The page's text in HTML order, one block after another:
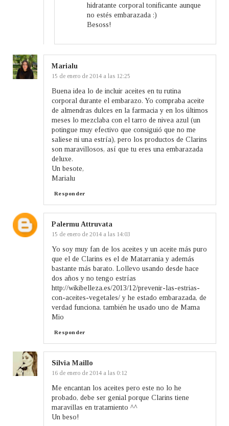
hidratante corporal tonificante aunque
no estés embarazada :)
Besoss!
Marialu
15 de enero de 2014 a las 12:25
Buena idea lo de incluir aceites en tu rutina
corporal durante el embarazo. Yo compraba aceite
de almendras dulces en la farmacia y en los últimos
meses lo mezclaba con el tarro de nivea azul (un
potingue muy efectivo que consiguió que no me
saliese ni una estría), pero los productos de Clarins
son maravillosos, así que tu eres una embarazada
deluxe.
Un besote,
Marialu
Responder
Palermu Attruvata
15 de enero de 2014 a las 14:03
Yo soy muy fan de los aceites y un aceite más puro
que el de Clarins es el de Matarrania y además
bastante más barato. Lollevo usando desde hace
dos años y no tengo estrías
http://wikibelleza.es/2013/12/prevenir-las-estrias-
con-aceites-vegetales/ y he estado embarazada, de
verdad funciona. también he usado uno de Mama
Mio
Responder
Silvia Maillo
16 de enero de 2014 a las 0:12
Me encantan los aceites pero este no lo he
probado, debe ser genial porque Clarins tiene
maravillas en tratamiento ^^
Un beso!